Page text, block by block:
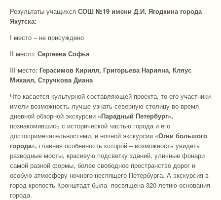
Результаты учащихся СОШ №19 имени Д.И. Ягодкина города
Якутска:
I место – не присуждено
II место: Сергеева Софья
III место: Герасимов Кирилл, Григорьева Нарияна, Кляус
Михаил, Стручкова Диана
Что касается культурной составляющей проекта, то его участники
имели возможность лучше узнать северную столицу во время
дневной обзорной экскурсии «Парадный Петербург»,
познакомившись с исторической частью города и его
достопримечательностями, и ночной экскурсии «Огни большого
города», главная особенность которой – возможность увидеть
разводные мосты, красивую подсветку зданий, уличные фонари
самой разной формы, более свободное пространство дорог и
особую атмосферу ночного неспящего Петербурга. А экскурсия в
город-крепость Кронштадт была посвящена 320-летию основания
города.